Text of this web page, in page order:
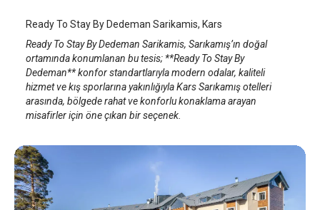
Ready To Stay By Dedeman Sarikamis, Kars
Ready To Stay By Dedeman Sarikamis, Sarıkamış’ın doğal
ortamında konumlanan bu tesis; **Ready To Stay By
Dedeman** konfor standartlarıyla modern odalar, kaliteli
hizmet ve kış sporlarına yakınlığıyla Kars Sarıkamış otelleri
arasında, bölgede rahat ve konforlu konaklama arayan
misafirler için öne çıkan bir seçenek.